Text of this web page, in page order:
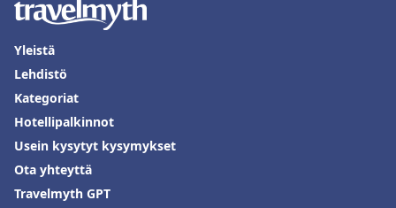
Yleistä
Lehdistö
Kategoriat
Hotellipalkinnot
Usein kysytyt kysymykset
Ota yhteyttä
Travelmyth GPT